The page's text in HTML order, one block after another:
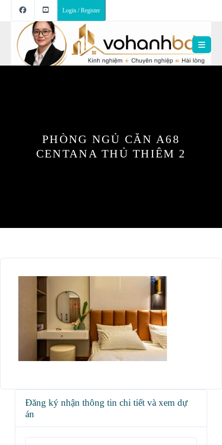
Login / Register
PHÒNG NGỦ CĂN A68
CENTANA THỦ THIÊM 2
Đăng ký nhận thông tin chi tiết và xem dự
án